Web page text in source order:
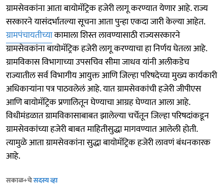
ग्रामसेवकांना आता बायोमॅट्रिक हजेरी लागू करण्यात येणार आहे. राज्य
सरकारने यासंदर्भातल्या सूचना आता पुन्हा एकदा जारी केल्या आहेत.
ग्रामपंचायतीच्याकामाला शिस्त लावण्यासाठी राज्यसरकारने
ग्रामसेवकांना बायोमॅट्रिक हजेरी लागू करण्याचा हा निर्णय घेतला आहे.
ग्रामविकास विभागाच्या उपसचिव सीमा जाधव यांनी अलीकडेच
राज्यातील सर्व विभागीय आयुक्त आणि जिल्हा परिषदेच्या मुख्य कार्यकारी
अधिकाऱ्यांना पत्र पाठवलेलं आहे. यात ग्रामसेवकांची हजेरी जीपीएस
आणि बायोमॅट्रिक प्रणालितून घेण्याचा आग्रह घेण्यात आला आहे.
विधीमंडळात ग्रामविकासाबाबत झालेल्या चर्चेतून जिल्हा परिषदांकडून
ग्रामसेवकांच्या हजेरी बाबत माहितीसुद्धा मागवण्यात आलेली होती.
त्यामुळे आता ग्रामसेवकांना सुद्धा बायोमॅट्रिक हजेरी लावणं बंधनकारक
आहे.
सकाळ+चेसदस्य व्हा